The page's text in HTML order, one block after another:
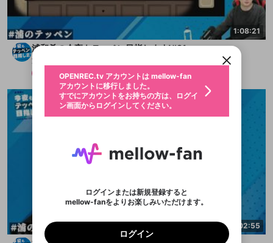
1:08:21
浦和希の今夜もテッペン目指します!#31
浦和希の今夜もテッペン目指します!
メンバー
2025/11/23
1:02:55
ブレイクタイム広告
ライブ配信中に休憩するときに、最大1分間の広告
を表示することができます。
ユーザーの視聴環境によっては広告を表示すること
ができない場合があります。
詳しくはこちら
アプリで快適に視聴しよう！
ば、通知をもれなく受け取れます！
インストール アプリで開く
OPENREC.tv アカウントは mellow-fan
アカウントに移行しました。
すでにアカウントをお持ちの方は、ログイ
新規登録
メールアドレスで新規登録
または
Google
Yahoo! JAPAN
@
次にお進みください。
OPENREC.tvアカウントはmellow-fanア
カウントに統合しました。
こちらからOPENREC.tvでログイン中のア
ログイン
メールアドレスでログイン
または
Google
Yahoo! JAPAN
ログイン
ログイン
OPENREC.tv アカウントは mellow-fan
アカウントに移行しました。
すでにアカウントをお持ちの方は、ログイ
ン画面からログインしてください。
ログインまたは新規登録すると
mellow-fanをよりお楽しみいただけます。
ログイン
登録したメールアドレスを入力し、送信してくださ
再設定する
入力していただいたメールアドレ
スに、パスワード再設定用URLを
のでご確認ください
OK
パーソナルデータの登録
年
生年月は登録後に変更できません。
お住まいの地域
ご登録いただいた情報はサービスの向上を目的
認証コードの入力
メイン及びcs.openrec.co.jpドメイン）が受信拒否設
定に含まれていないかご確認ください。
セッションの有効期限が切れたた
不適切なユーザーとして報告しま
すか？
問題を選択してください
わいせつな表現
著作権の侵害 0
サブスクシェア
詳しくはこちら
限定コミュニティ参加方法
Discordアカウントをお持ちでない方
Discordアカウントを作成